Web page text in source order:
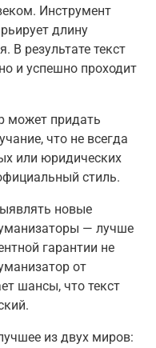
Инструмент
длину
В результате текст
и успешно проходит
может придать
что не всегда
или юридических
стиль.
новые
— лучше
гарантии не
от
шансы, что текст
из двух миров: